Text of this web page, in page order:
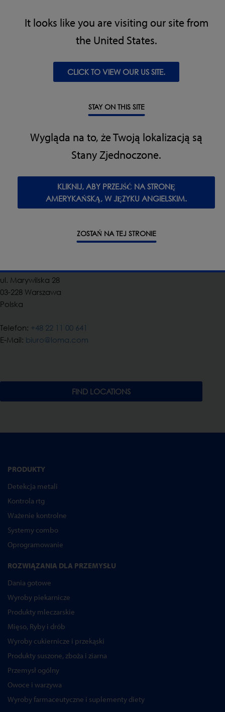
It looks like you are visiting our site from
the United States.
CLICK TO VIEW OUR US SITE.
STAY ON THIS SITE
Wygląda na to, że Twoją lokalizacją są
Stany Zjednoczone.
KLIKNIJ, ABY PRZEJŚĆ NA STRONĘ
AMERYKAŃSKĄ, W JĘZYKU ANGIELSKIM.
ZOSTAŃ NA TEJ STRONIE
Wysyłając niniejszy formularz wyrażam zgodę na
przechowywanie moich danych zgodnie z
WYŚLIJ
ul. Marywilska 28
03-228 Warszawa
Polska
Telefon: +48 22 11 00 641
E-Mail: biuro@loma.com
FIND LOCATIONS
PRODUKTY
Detekcja metali
Kontrola rtg
Ważenie kontrolne
Systemy combo
Oprogramowanie
ROZWIĄZANIA DLA PRZEMYSŁU
Dania gotowe
Wyroby piekarnicze
Produkty mleczarskie
Mięso, Ryby i drób
Wyroby cukiernicze i przekąski
Produkty suszone, zboża i ziarna
Przemysł ogólny
Owoce i warzywa
Wyroby farmaceutyczne i suplementy diety